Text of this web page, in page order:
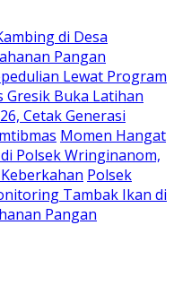
di Desa
Pangan
Lewat Program
Gresik Buka Latihan
Cetak Generasi
Momen Hangat
Polsek Wringinanom,
Polsek
Tambak Ikan di
Pangan